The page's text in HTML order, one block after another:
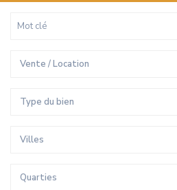
Vente / Location
Type du bien
Villes
Quarties